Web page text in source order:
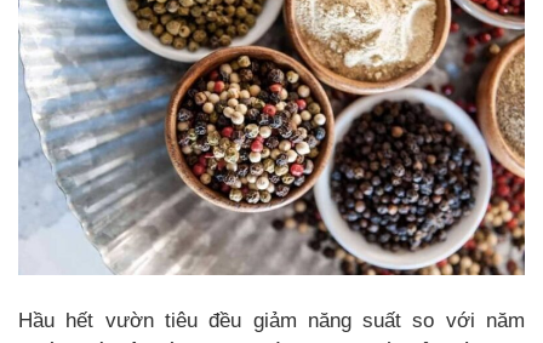
Hầu hết vườn tiêu đều giảm năng suất so với năm